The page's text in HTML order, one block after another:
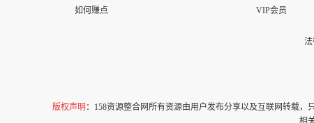
如何赚点 VIP会员
法
版权声明 ：158资源整合网所有资源由用户发布分享以及互联网转载
相